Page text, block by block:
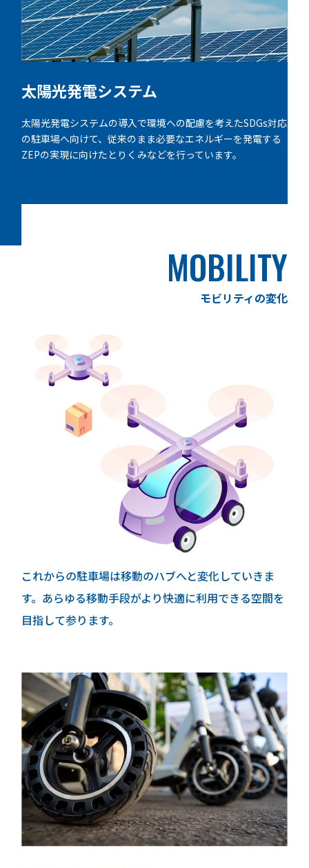
太陽光発電システム
太陽光発電システムの導入で環境への配慮を考えたSDGs対応
の駐車場へ向けて、従来のまま必要なエネルギーを発電する
ZEPの実現に向けたとりくみなどを行っています。
MOBILITY
モビリティの変化
これからの駐車場は移動のハブへと変化していきま
す。あらゆる移動手段がより快適に利用できる空間を
目指して参ります。